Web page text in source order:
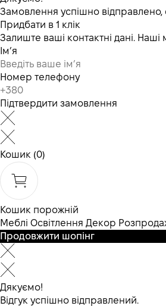
Замовлення успішно відправлено,
Придбати в 1 клік
Залиште ваші контактні дані.
Ім’я
Номер телефону
Підтвердити замовлення
Кошик (0)
Кошик порожній
Меблі Освітлення Декор
Продовжити шопінг
Дякуємо!
Відгук успішно відправлений.